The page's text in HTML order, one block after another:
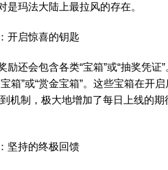
是玛法大陆上最拉风的存在。
启惊喜的钥匙
会包含各类“宝箱”或“抽奖凭证
箱”或“赏金宝箱”。这些宝箱在开
机制，极大地增加了每日上线的
持的终极回馈